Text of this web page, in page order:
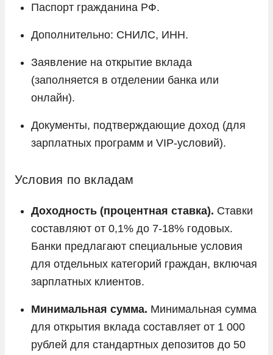
Паспорт гражданина РФ.
Дополнительно: СНИЛС, ИНН.
Заявление на открытие вклада
(заполняется в отделении банка или
онлайн).
Документы, подтверждающие доход (для
зарплатных программ и VIP-условий).
Условия по вкладам
Доходность (процентная ставка). Ставки
составляют от 0,1% до 7-18% годовых.
Банки предлагают специальные условия
для отдельных категорий граждан, включая
зарплатных клиентов.
Минимальная сумма. Минимальная сумма
для открытия вклада составляет от 1 000
рублей для стандартных депозитов до 50